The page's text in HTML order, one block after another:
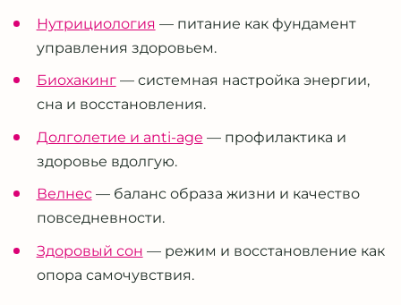
Нутрициология — питание как фундамент
управления здоровьем.
Биохакинг— системная настройка энергии,
сна и восстановления.
Долголетие и anti-age — профилактика и
здоровье вдолгую.
Велнес— баланс образа жизни и качество
повседневности.
Здоровый сон — режим и восстановление как
опора самочувствия.